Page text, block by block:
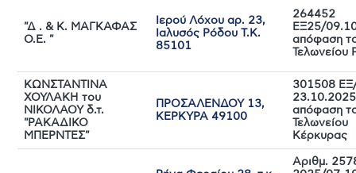
"Δ . & Κ. ΜΑΓΚΑΦΑΣ
Ο.Ε. "
Ιερού Λόχου αρ. 23,
Ιαλυσός Ρόδου Τ.Κ.
85101
264452
ΕΞ25/
απόφαση
Τελωνείου
ΚΩΝΣΤΑΝΤΙΝΑ
ΧΟΥΛΑΚΗ του
ΝΙΚΟΛΑΟΥ δ.τ.
"ΡΑΚΑΔΙΚΟ
ΜΠΕΡΝΤΕΣ"
ΠΡΟΣΑΛΕΝΔΟΥ 13,
ΚΕΡΚΥΡΑ 49100
301508
23.10.2025
απόφαση
Τελωνείου
Κέρκυρας
Αριθμ.